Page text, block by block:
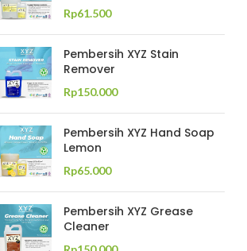
Rp61.500
Pembersih XYZ Stain
Remover
Rp150.000
Pembersih XYZ Hand Soap
Lemon
Rp65.000
Pembersih XYZ Grease
Cleaner